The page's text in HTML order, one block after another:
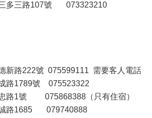
多三路107號 073323210
路222號 075599111 需要客人電話
1789號 075523322
1號 075868388（只有住宿）
路1685 079740888